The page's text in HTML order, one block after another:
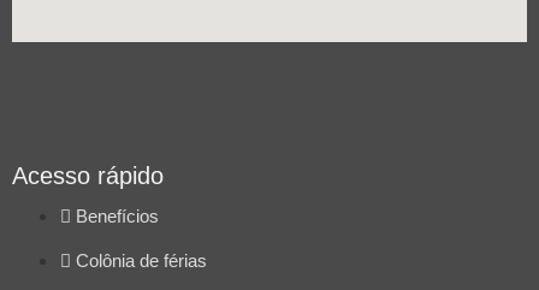
Acesso rápido
Benefícios
Colônia de férias